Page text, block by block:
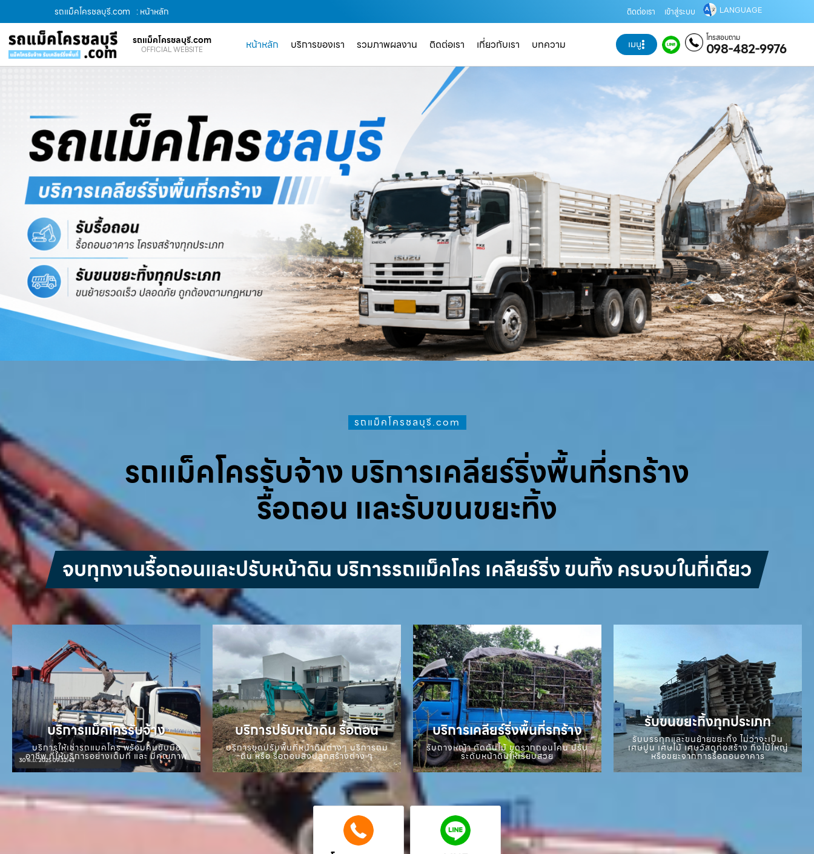
รถแม็คโครชลบุรี.com : หน้าหลัก ติดต่อเรา เข้าสู่ระบบ LANGUAGE
รถแม็คโครชลบุรี.com
OFFICIAL WEBSITE หน้าหลัก บริการของเรา รวมภาพผลงาน ติดต่อเรา เกี่ยวกับเรา บทความ เมนู โทรสอบถาม
098-482-9976
รถแม็คโครชลบุรี.com
รถแม็คโครรับจ้าง บริการเคลียร์ริ่งพื้นที่รกร้าง
รื้อถอน และรับขนขยะทิ้ง
จบทุกงานรื้อถอนและปรับหน้าดิน บริการรถแม็คโคร เคลียร์ริ่ง ขนทิ้ง ครบจบในที่เดียว
บริการแม็คโครรับจ้าง
บริการให้เช่ารถแมคโคร พร้อมคนขับมือ
อาชีพ ที่ให้บริการอย่างเต็มที่ และ มีคุณภาพ
บริการปรับหน้าดิน รื้อถอน
บริการขุดปรับพื้นที่หน้าดินต่างๆ บริการถม
ดิน หรือ รื้อถอนสิ่งปลูกสร้างต่าง ๆ
บริการเคลียร์ริ่งพื้นที่รกร้าง
รับถางหญ้า ตัดต้นไม้ ขุดรากถอนโคน ปรับ
ระดับหน้าดินให้เรียบสวย
รับขนขยะทิ้งทุกประเภท
รับบรรทุกและขนย้ายขยะทิ้ง ไม่ว่าจะเป็น
เศษปูน เศษไม้ เศษวัสดุก่อสร้าง กิ่งไม้ใหญ่
หรือขยะจากการรื้อถอนอาคาร